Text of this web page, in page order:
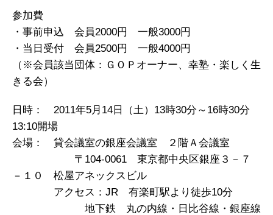
参加費
・事前申込 会員2000円 一般3000円
・当日受付 会員2500円 一般4000円
（※会員該当団体：ＧＯＰオーナー、幸塾・楽しく生
きる会）
日時： 2011年5月14日（土）13時30分～16時30分
13:10開場
会場： 貸会議室の銀座会議室 ２階Ａ会議室
〒104-0061 東京都中央区銀座３－７
－１０ 松屋アネックスビル
アクセス：JR 有楽町駅より徒歩10分
地下鉄 丸の内線・日比谷線・銀座線